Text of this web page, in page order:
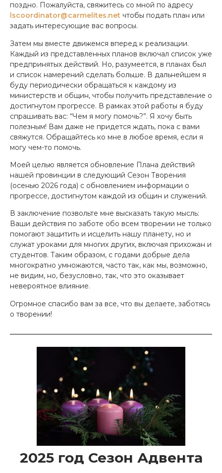
поздно. Пожалуйста, свяжитесь со мной по адресу
lscoordinator@carmelites.net чтобы подать план или
задать интересующие вас вопросы.
Затем мы вместе движемся вперед к реализации.
Каждый из представленных планов включал список уже
предпринятых действий. Но, разумеется, в планах был
и список намерений сделать больше. В дальнейшем я
буду периодически обращаться к каждому из
министерств и общин, чтобы получить представление о
достигнутом прогрессе. В рамках этой работы я буду
спрашивать вас: “Чем я могу помочь?”. Я хочу быть
полезным! Вам даже не придется ждать, пока с вами
свяжутся. Обращайтесь ко мне в любое время, если я
могу чем-то помочь.
Моей целью является обновление Плана действий
нашей провинции в следующий Сезон Творения
(осенью 2026 года) с обновлением информации о
прогрессе, достигнутом каждой из общин и служений.
В заключение позвольте мне высказать такую мысль:
Ваши действия по заботе обо всем творении не только
помогают защитить и исцелить нашу планету, но и
служат уроками для многих других, включая прихожан и
студентов. Таким образом, с годами добрые дела
многократно умножаются, часто так, как мы, возможно,
не видим, но, безусловно, так, что это оказывает
невероятное влияние.
Огромное спасибо вам за все, что вы делаете, заботясь
о творении!
2025 год Сезон Адвента